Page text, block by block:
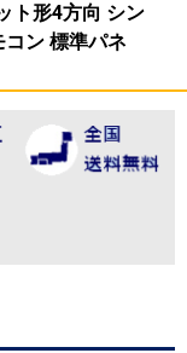
ト形4方向 シン
ン 標準パネ